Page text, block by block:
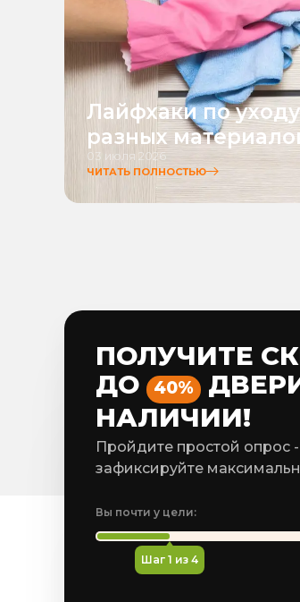
Лайфхаки по
разных
03 июля 2026
ЧИТАТЬ ПОЛНОСТЬЮ
ПОЛУЧИТЕ
ДО
40%
НАЛИЧИИ!
Пройдите простой опрос -
зафиксируйте
Вы почти у цели:
Шаг 1 из 4